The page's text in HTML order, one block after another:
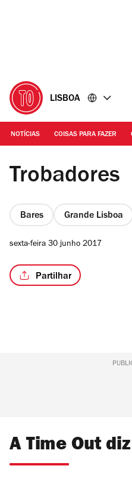
LISBOA
NOTÍCIAS COISAS PARA FAZER
Fotografia: Arlindo Camacho
Trobadores
Bares Grande Lisboa
sexta-feira 30 junho 2017
Partilhar
A Time Out diz